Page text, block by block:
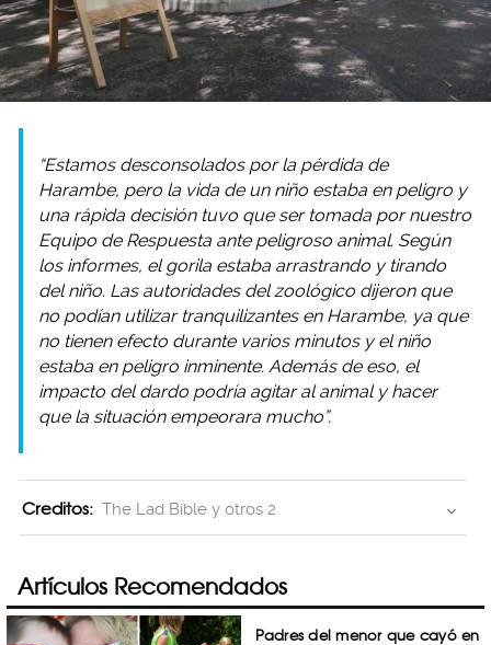
“Estamos desconsolados por la pérdida de
Harambe, pero la vida de un niño estaba en peligro y
una rápida decisión tuvo que ser tomada por nuestro
Equipo de Respuesta ante peligroso animal. Según
los informes, el gorila estaba arrastrando y tirando
del niño. Las autoridades del zoológico dijeron que
no podían utilizar tranquilizantes en Harambe, ya que
no tienen efecto durante varios minutos y el niño
estaba en peligro inminente. Además de eso, el
impacto del dardo podría agitar al animal y hacer
que la situación empeorara mucho”.
Creditos: The Lad Bible y otros 2
Artículos Recomendados
Padres del menor que cayó en